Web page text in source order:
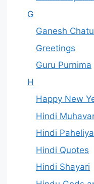
G
Ganesh
Greetings
Guru Purnima
H
Happy New
Hindi
Hindi
Hindi Quotes
Hindi Shayari